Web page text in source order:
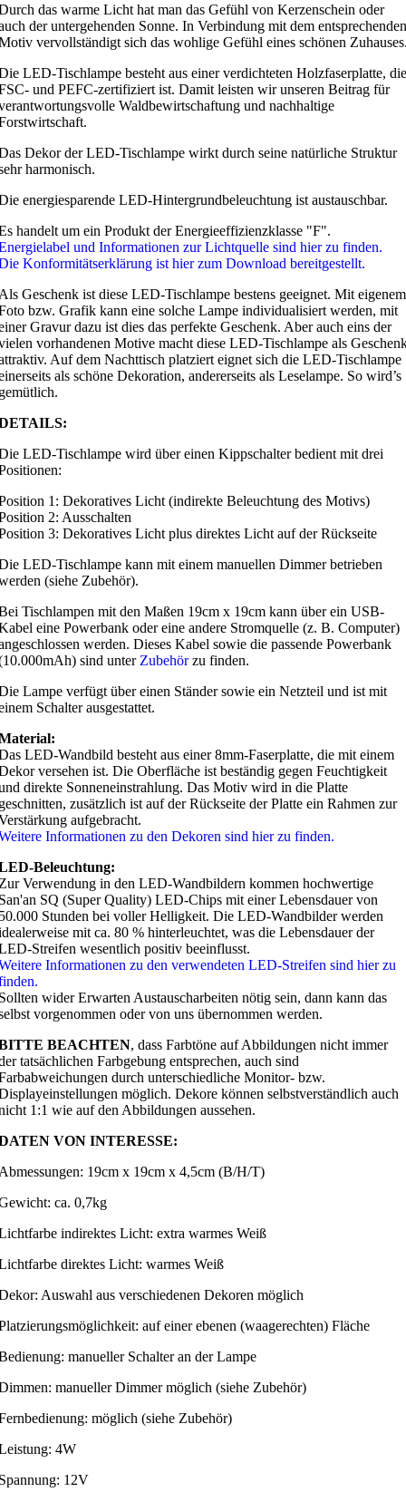
das warme Licht hat man das Gefühl von Kerzenschein oder
der untergehenden Sonne. In Verbindung mit dem entsprechenden
vervollständigt sich das wohlige Gefühl eines schönen
LED-Tischlampe besteht aus einer verdichteten Holzfaserplatte, die
und PEFC-zertifiziert ist. Damit leisten wir unseren Beitrag für
Waldbewirtschaftung und nachhaltige
Dekor der LED-Tischlampe wirkt durch seine natürliche Struktur
harmonisch.
energiesparende LED-Hintergrundbeleuchtung ist austauschbar.
handelt um ein Produkt der Energieeffizienzklasse "F".
und Informationen zur Lichtquelle sind hier zu finden.
Konformitätserklärung ist hier zum Download bereitgestellt.
Geschenk ist diese LED-Tischlampe bestens geeignet. Mit eigenem
bzw. Grafik kann eine solche Lampe individualisiert werden, mit
Gravur dazu ist dies das perfekte Geschenk. Aber auch eins der
vorhandenen Motive macht diese LED-Tischlampe als
Auf dem Nachttisch platziert eignet sich die LED-Tischlampe
als schöne Dekoration, andererseits als Leselampe. So wird’s
LED-Tischlampe wird über einen Kippschalter bedient mit drei
1: Dekoratives Licht (indirekte Beleuchtung des Motivs)
2: Ausschalten
3: Dekoratives Licht plus direktes Licht auf der Rückseite
LED-Tischlampe kann mit einem manuellen Dimmer betrieben
(siehe Zubehör).
Tischlampen mit den Maßen 19cm x 19cm kann über ein USB-
eine Powerbank oder eine andere Stromquelle (z. B. Computer)
werden. Dieses Kabel sowie die passende Powerbank
sind unter Zubehörzu finden.
Lampe verfügt über einen Ständer sowie ein Netzteil und ist mit
Schalter ausgestattet.
LED-Wandbild besteht aus einer 8mm-Faserplatte, die mit einem
versehen ist. Die Oberfläche ist beständig gegen Feuchtigkeit
direkte Sonneneinstrahlung. Das Motiv wird in die Platte
zusätzlich ist auf der Rückseite der Platte ein Rahmen zur
aufgebracht.
Informationen zu den Dekoren sind hier zu finden.
Beleuchtung:
Verwendung in den LED-Wandbildern kommen hochwertige
SQ (Super Quality) LED-Chips mit einer Lebensdauer von
Stunden bei voller Helligkeit. Die LED-Wandbilder werden
mit ca. 80 % hinterleuchtet, was die Lebensdauer der
Streifen wesentlich positiv beeinflusst.
Informationen zu den verwendeten LED-Streifen sind hier zu
wider Erwarten Austauscharbeiten nötig sein, dann kann das
vorgenommen oder von uns übernommen werden.
BEACHTEN, dass Farbtöne auf Abbildungen nicht immer
tatsächlichen Farbgebung entsprechen, auch sind
durch unterschiedliche Monitor- bzw.
möglich. Dekore können selbstverständlich auch
1:1 wie auf den Abbildungen aussehen.
VON INTERESSE:
19cm x 19cm x 4,5cm (B/H/T)
ca. 0,7kg
indirektes Licht: extra warmes Weiß
direktes Licht: warmes Weiß
Auswahl aus verschiedenen Dekoren möglich
auf einer ebenen (waagerechten) Fläche
manueller Schalter an der Lampe
manueller Dimmer möglich (siehe Zubehör)
möglich (siehe Zubehör)
4W
12V